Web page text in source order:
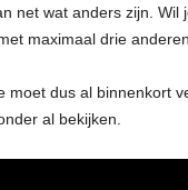
net wat anders zijn. Wil
maximaal drie
moet dus al binnenkort
al bekijken.